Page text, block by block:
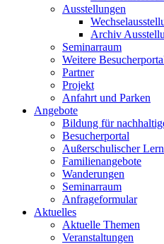
Ausstellungen
Archiv
Seminarraum
Weitere
Partner
Projekt
Anfahrt und Parken
Angebote
Bildung für
Besucherportal
Außerschulischer
Familienangebote
Wanderungen
Seminarraum
Anfrageformular
Aktuelles
Aktuelle Themen
Veranstaltungen